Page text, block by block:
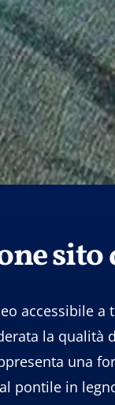
sito
accessibile a
la qualità
una
pontile in